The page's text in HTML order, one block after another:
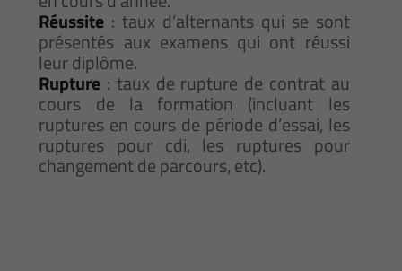
Réussite : taux d’alternants qui se sont
présentés aux examens qui ont réussi
leur diplôme.
Rupture : taux de rupture de contrat au
cours de la formation (incluant les
ruptures en cours de période d’essai, les
ruptures pour cdi, les ruptures pour
changement de parcours, etc).